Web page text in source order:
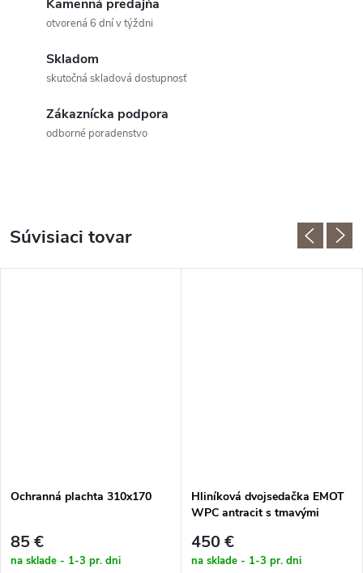
Kamenná predajňa
otvorená 6 dní v týždni
Skladom
skutočná skladová dostupnosť
Zákaznícka podpora
odborné poradenstvo
Súvisiaci tovar
Ochranná plachta 310x170
85 €
na sklade - 1-3 pr. dni
Hliníková dvojsedačka EMOT
WPC antracit s tmavými
450 €
na sklade - 1-3 pr. dni